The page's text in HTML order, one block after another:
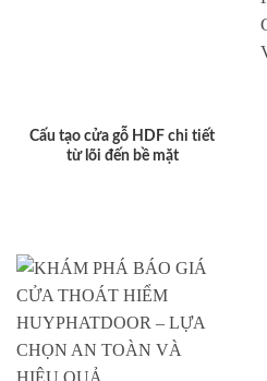
Cấu tạo cửa gỗ HDF chi tiết
từ lõi đến bề mặt